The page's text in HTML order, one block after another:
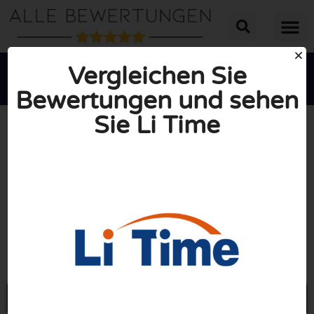

INSGESAMT: 10/10
(0 Bewertungen)
Vergleichen Sie
Bewertungen und sehen
Sie Li Time